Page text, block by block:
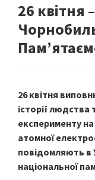
26 квітня
26 квітня
історії людства
експерименту
атомної
повідомляють в
національної